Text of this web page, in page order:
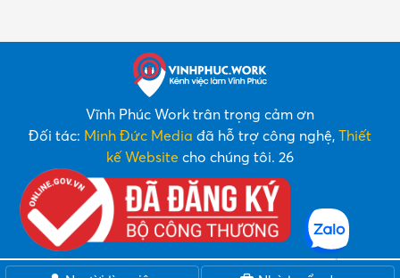
Vĩnh Phúc Work trân trọng cảm ơn
Đối tác: Minh Đức Media đã hỗ trợ công nghệ, Thiết
kế Website cho chúng tôi. 26